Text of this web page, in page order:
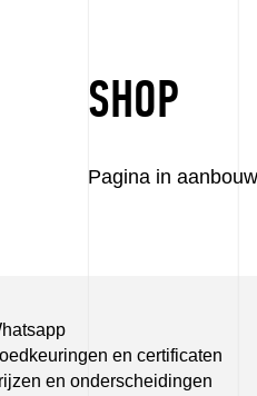
SHOP
Pagina in
en certificaten
en onderscheidingen